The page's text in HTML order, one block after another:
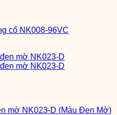
cổ NK008-96VC
mờ NK023-D (Màu Đen Mờ)